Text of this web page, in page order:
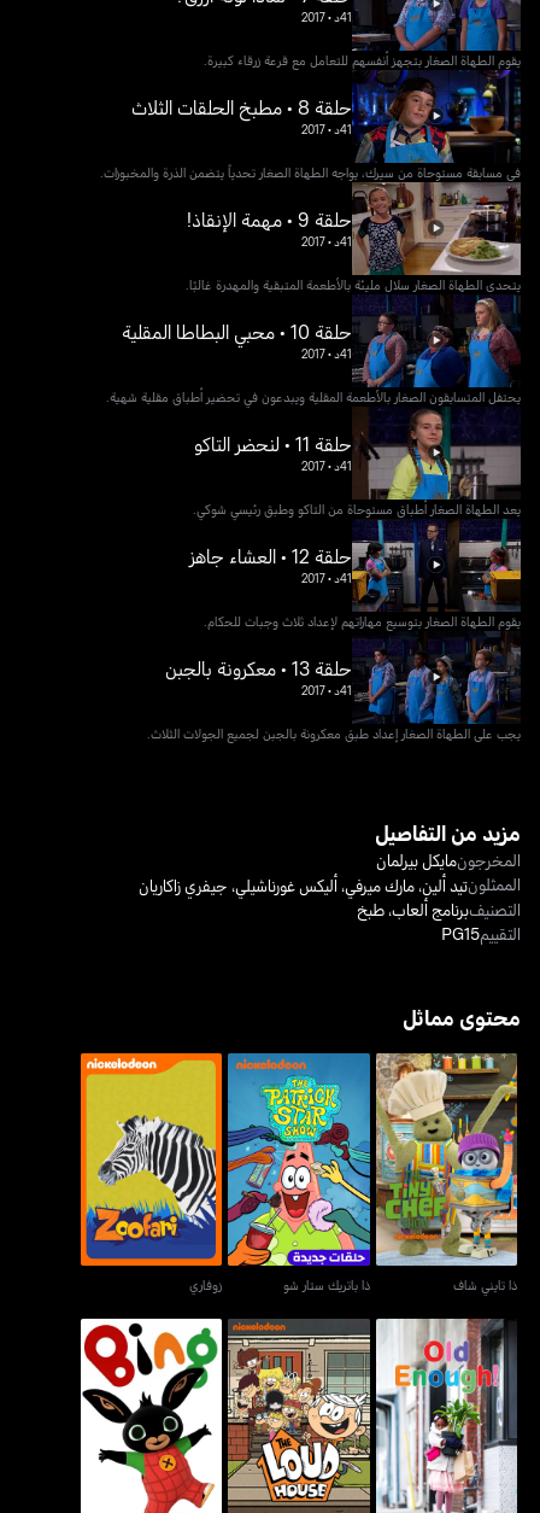
41د •
2017
يقوم الطهاة الصغار بتجهز أنفسهم للتعامل مع قرعة زرقاء كبيرة.
حلقة 8 • مطبخ الحلقات الثلاث
41د •
2017
في مسابقة مستوحاة من سيرك، يواجه الطهاة الصغار تحدياً يتضمن الذرة والمخبوزات.
حلقة 9 • مهمة الإنقاذ!
41د •
2017
يتحدى الطهاة الصغار سلال مليئة بالأطعمة المتبقية والمهدرة غالبًا.
حلقة 10 • محبي البطاطا المقلية
41د •
2017
يحتفل المتسابقون الصغار بالأطعمة المقلية ويبدعون في تحضير أطباق مقلية شهية.
حلقة 11 • لنحضر التاكو
41د •
2017
يعد الطهاة الصغار أطباق مستوحاة من التاكو وطبق رئيسي شوكي.
حلقة 12 • العشاء جاهز
41د •
2017
يقوم الطهاة الصغار بتوسيع مهاراتهم لإعداد ثلاث وجبات للحكام.
حلقة 13 • معكرونة بالجبن
41د •
2017
يجب على الطهاة الصغار إعداد طبق معكرونة بالجبن لجميع الجولات الثلاث.
مزيد من التفاصيل
المخرجونمايكل بيرلمان
الممثلونتيد ألين،مارك ميرفي،أليكس غورناشيلي، جيفري زاكاريان
التصنيفبرنامج ألعاب،طبخ
التقييمPG15
محتوى مماثل
ذا تايني شاف
ذا تايني شاف
ذا باتريك ستار شو
ذا باتريك ستار شو
زوفاري
زوفاري
أولد إناف! ذا لاود هاوس بينغ